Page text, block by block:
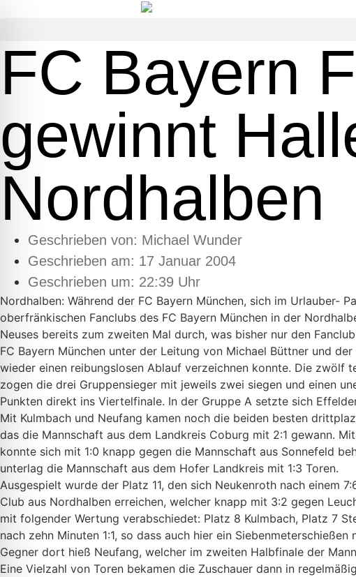
FC Bayern
gewinnt
Nordhalben
Geschrieben von: Michael Wunder
Geschrieben am: 17 Januar 2004
Geschrieben um: 22:39 Uhr
Nordhalben: Während der FC Bayern München, sich im Urlauber-
oberfränkischen Fanclubs des FC Bayern München in der
Neuses bereits zum zweiten Mal durch, was bisher nur den
FC Bayern München unter der Leitung von Michael Büttner und
wieder einen reibungslosen Ablauf verzeichnen konnte. Die zwölf
zogen die drei Gruppensieger mit jeweils zwei siegen und einen
Punkten direkt ins Viertelfinale. In der Gruppe A setzte sich
Mit Kulmbach und Neufang kamen noch die beiden besten
das die Mannschaft aus dem Landkreis Coburg mit 2:1 gewann.
konnte sich mit 1:0 knapp gegen die Mannschaft aus Sonnefeld
unterlag die Mannschaft aus dem Hofer Landkreis mit 1:3 Toren.
Ausgespielt wurde der Platz 11, den sich Neukenroth nach einem
Club aus Nordhalben erreichen, welcher knapp mit 3:2 gegen
mit folgender Wertung verabschiedet: Platz 8 Kulmbach, Platz 7
nach zehn Minuten 1:1, so dass auch hier ein
Gegner dort hieß Neufang, welcher im zweiten Halbfinale der
Eine Vielzahl von Toren bekamen die Zuschauer dann in